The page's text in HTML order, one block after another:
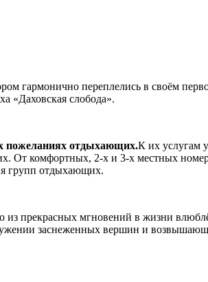
гармонично переплелись в своём
«Даховская слобода».
пожеланиях отдыхающих.К их услугам
От комфортных, 2-х и 3-х местных
групп отдыхающих.
из прекрасных мгновений в жизни
заснеженных вершин и